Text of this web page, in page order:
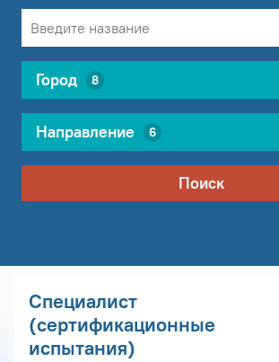
Город 8
Направление 6
Поиск
Специалист
(сертификационные
испытания)